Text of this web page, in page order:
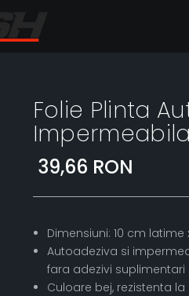
Folie Plinta
39,66 RON
Dimensiuni: 10 cm
Autoadeziva si
fara adezivi suplimentari
Culoare bej, rezistenta